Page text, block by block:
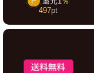
497pt